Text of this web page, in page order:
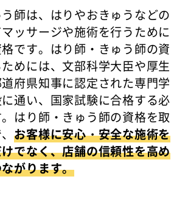
師は、はりやおきゅうなどの
ッサージや施術を行うために
です。はり師・きゅう師の資
めには、文部科学大臣や厚生
府県知事に認定された専門学
通い、国家試験に合格する必
はり師・きゅう師の資格を取
お客様に安心・安全な施術を
でなく、店舗の信頼性を高め
がります。